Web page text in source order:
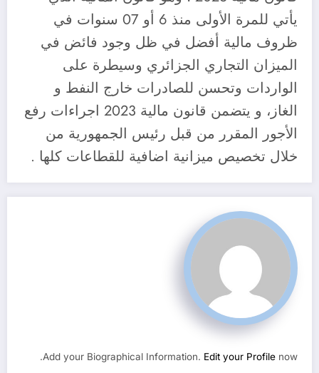
يأتي للمرة الأولى منذ 6 أو 07 سنوات في
ظروف مالية أفضل في ظل وجود فائض في
الميزان التجاري الجزائري وسيطرة على
الواردات وتحسن للصادرات خارج النفط و
الغاز، و يتضمن قانون مالية 2023 اجراءات رفع
الأجور المقرر من قبل رئيس الجمهورية من
خلال تخصيص ميزانية اضافية للقطاعات كلها .
Add your Biographical Information. Edit your Profile now.